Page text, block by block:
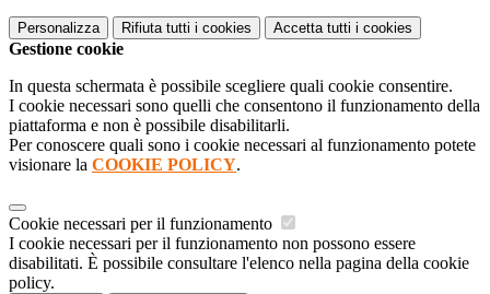
Personalizza Rifiuta tutti i cookies Accetta tutti i cookies
Gestione cookie
In questa schermata è possibile scegliere quali cookie consentire.
I cookie necessari sono quelli che consentono il funzionamento della
piattaforma e non è possibile disabilitarli.
Per conoscere quali sono i cookie necessari al funzionamento potete
visionare la COOKIE POLICY.
Cookie necessari per il funzionamento
I cookie necessari per il funzionamento non possono essere
disabilitati. È possibile consultare l'elenco nella pagina della cookie
policy.